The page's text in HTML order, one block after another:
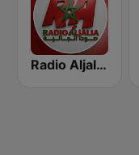
Radio Aljalia - راديو الجالية